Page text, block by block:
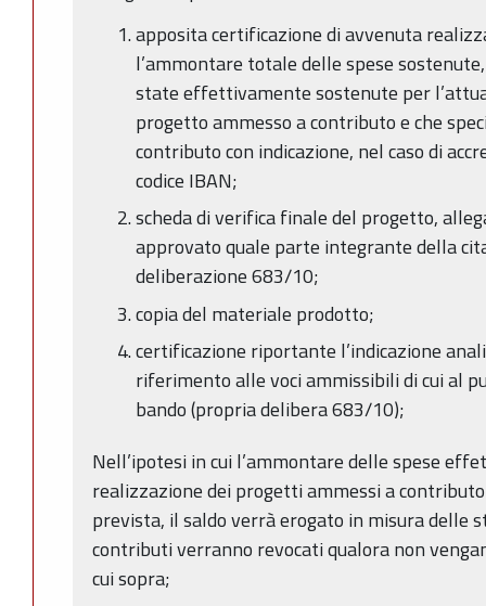
apposita certificazione di avvenuta
l’ammontare totale delle spese
state effettivamente sostenute per
progetto ammesso a contributo e che
contributo con indicazione, nel caso di
codice IBAN;
scheda di verifica finale del progetto,
approvato quale parte integrante della
deliberazione 683/10;
copia del materiale prodotto;
certificazione riportante l’indicazione
riferimento alle voci ammissibili di cui al
bando (propria delibera 683/10);
Nell’ipotesi in cui l’ammontare delle spese
realizzazione dei progetti ammessi a
prevista, il saldo verrà erogato in misura delle
contributi verranno revocati qualora non
cui sopra;